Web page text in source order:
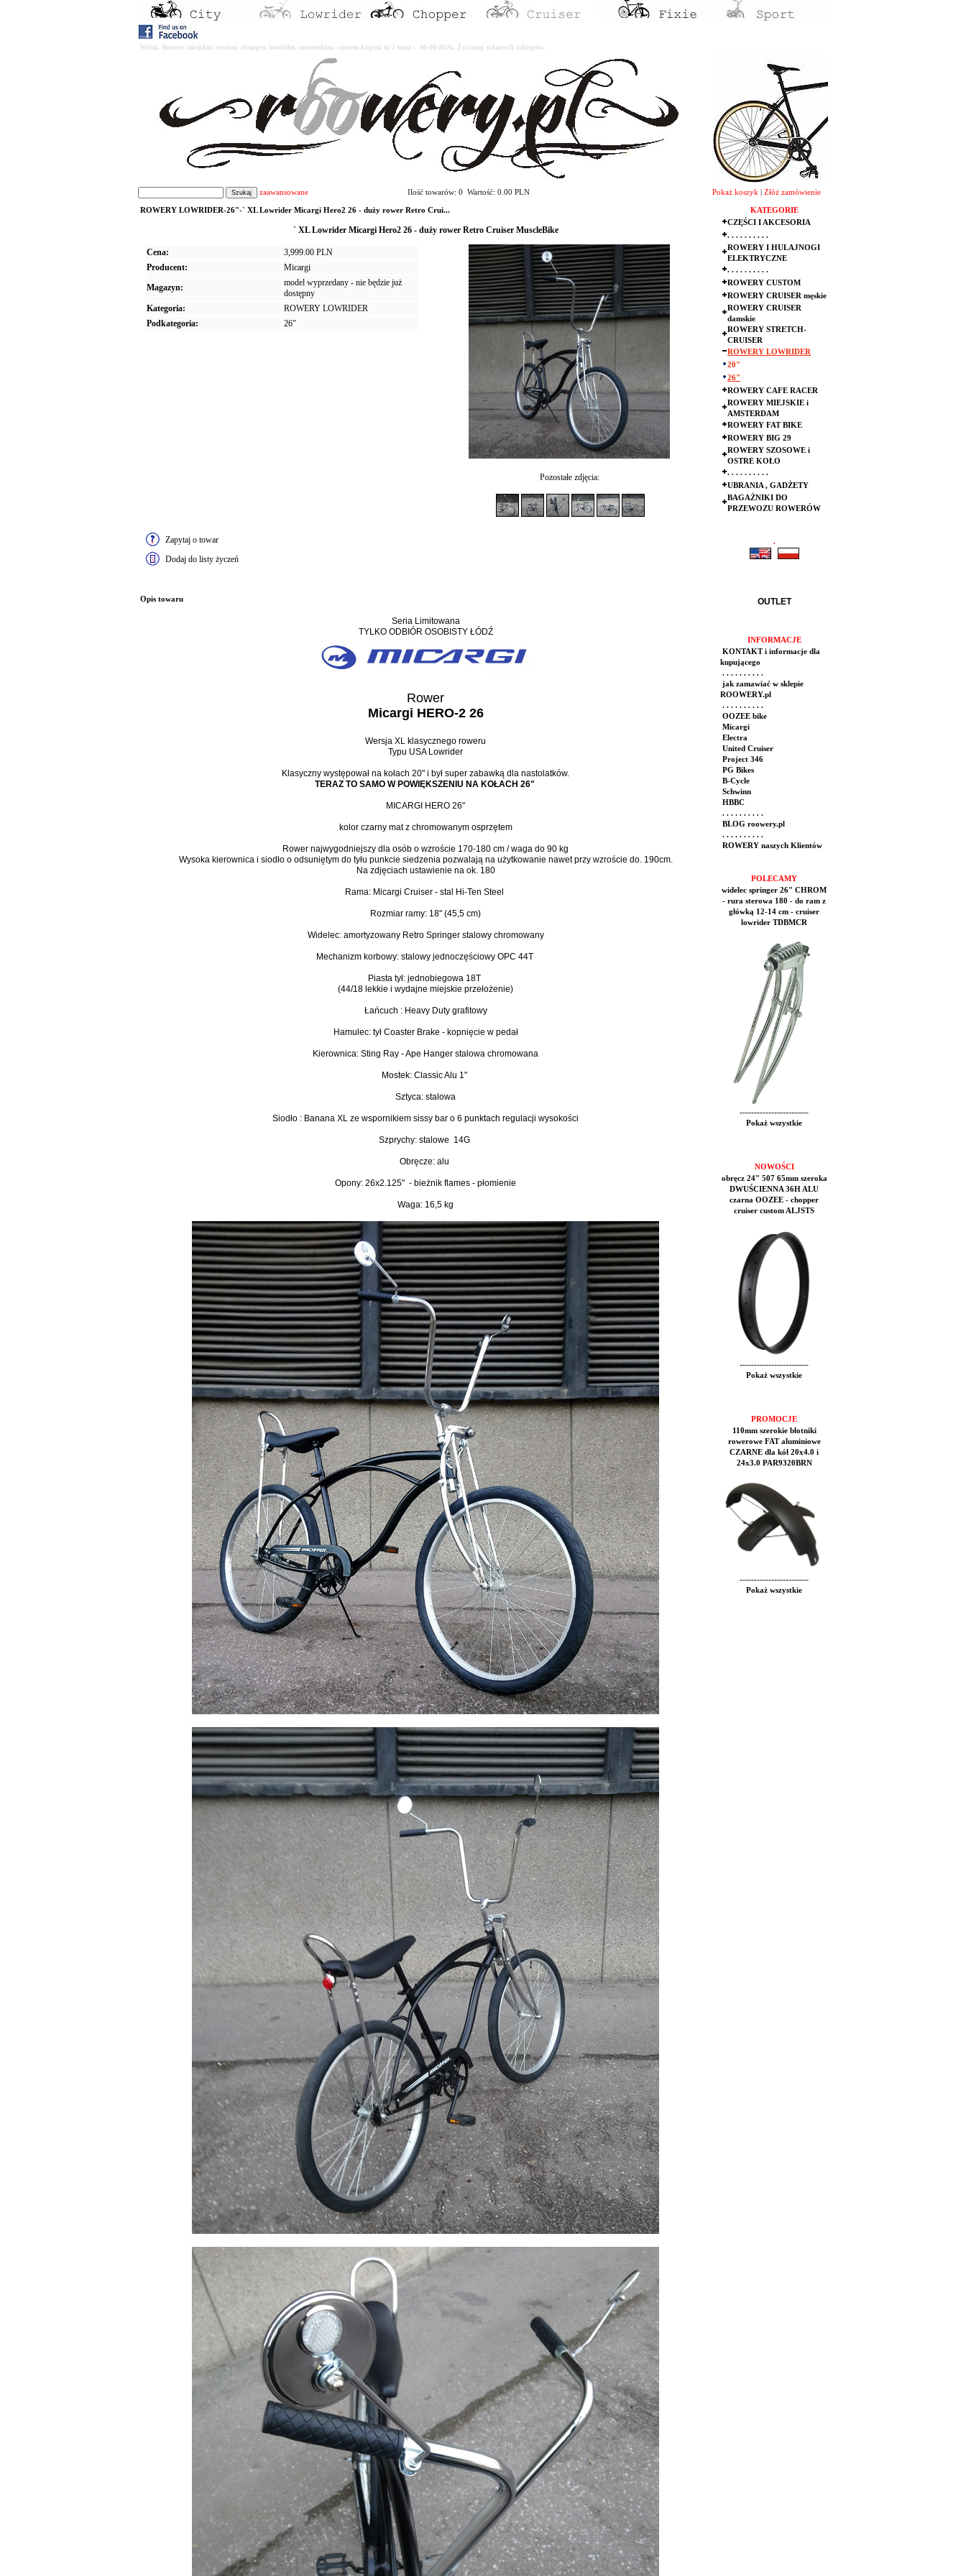
Witaj. Rowery miejskie, cruiser, chopper, lowrider, amsterdam, custom kupisz tu i teraz : 06-08-2026. Życzymy udanych zakupów.
zaawansowane Ilość towarów: 0 Wartość: 0.00 PLN Pokaż koszyk Złóż zamówienie
ROWERY LOWRIDER-26"-` XL Lowrider Micargi Hero2 26 - duży rower Retro Crui...
` XL Lowrider Micargi Hero2 26 - duży rower Retro Cruiser MuscleBike
Cena:
3,999.00 PLN
Producent:
Micargi
Magazyn:
model wyprzedany - nie będzie już
dostępny
Kategoria:
ROWERY LOWRIDER
Podkategoria:
26"
Pozostałe zdjęcia:
Zapytaj o towar
Dodaj do listy życzeń
Opis towaru
Seria Limitowana
TYLKO ODBIÓR OSOBISTY ŁÓDŹ
Rower
Micargi HERO-2 26
Wersja XL klasycznego roweru
Typu USA Lowrider
Klasyczny występował na kołach 20" i był super zabawką dla nastolatków.
TERAZ TO SAMO W POWIĘKSZENIU NA KOŁACH 26"
MICARGI HERO 26"
kolor czarny mat z chromowanym osprzętem
Rower najwygodniejszy dla osób o wzroście 170-180 cm / waga do 90 kg
Wysoka kierownica i siodło o odsuniętym do tyłu punkcie siedzenia pozwalają na użytkowanie nawet przy wzroście do. 190cm.
Na zdjęciach ustawienie na ok. 180
Rama: Micargi Cruiser - stal Hi-Ten Steel
Rozmiar ramy: 18" (45,5 cm)
Widelec: amortyzowany Retro Springer stalowy chromowany
Mechanizm korbowy: stalowy jednoczęściowy OPC 44T
Piasta tył: jednobiegowa 18T
(44/18 lekkie i wydajne miejskie przełożenie)
Łańcuch : Heavy Duty grafitowy
Hamulec: tył Coaster Brake - kopnięcie w pedał
Kierownica: Sting Ray - Ape Hanger stalowa chromowana
Mostek: Classic Alu 1"
Sztyca: stalowa
Siodło : Banana XL ze wspornikiem sissy bar o 6 punktach regulacji wysokości
Szprychy: stalowe 14G
Obręcze: alu
Opony: 26x2.125" - bieżnik flames - płomienie
Waga: 16,5 kg
KATEGORIE
CZĘŚCI I AKCESORIA
. . . . . . . . . .
ROWERY I HULAJNOGI
ELEKTRYCZNE
. . . . . . . . . .
ROWERY CUSTOM
ROWERY CRUISER męskie
ROWERY CRUISER
damskie
ROWERY STRETCH-
CRUISER
ROWERY LOWRIDER
20"
26"
ROWERY CAFE RACER
ROWERY MIEJSKIE i
AMSTERDAM
ROWERY FAT BIKE
ROWERY BIG 29
ROWERY SZOSOWE i
OSTRE KOŁO
. . . . . . . . . .
UBRANIA , GADŻETY
BAGAŻNIKI DO
PRZEWOZU ROWERÓW
.
OUTLET
INFORMACJE
KONTAKT i informacje dla
kupującego
. . . . . . . . . .
jak zamawiać w sklepie
ROOWERY.pl
. . . . . . . . . .
OOZEE bike
Micargi
Electra
United Cruiser
Project 346
PG Bikes
B-Cycle
Schwinn
HBBC
. . . . . . . . . .
BLOG roowery.pl
. . . . . . . . . .
ROWERY naszych Klientów
POLECAMY
widelec springer 26" CHROM
- rura sterowa 180 - do ram z
główką 12-14 cm - cruiser
lowrider TDBMCR
------------------------
Pokaż wszystkie
NOWOŚCI
obręcz 24" 507 65mm szeroka
DWUŚCIENNA 36H ALU
czarna OOZEE - chopper
cruiser custom ALJSTS
------------------------
Pokaż wszystkie
PROMOCJE
110mm szerokie błotniki
rowerowe FAT aluminiowe
CZARNE dla kół 20x4.0 i
24x3.0 PAR9320BRN
------------------------
Pokaż wszystkie